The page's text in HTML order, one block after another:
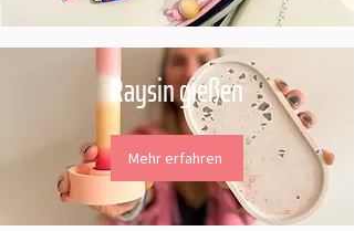
Raysin gießen
Mehr erfahren